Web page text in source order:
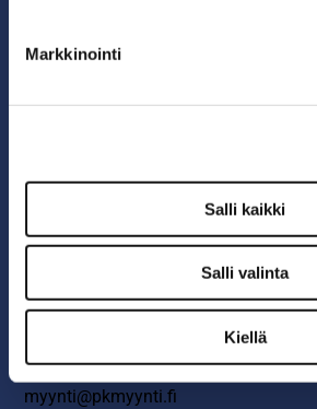
Markkinointi
Salli kaikki
Salli valinta
Kiellä
Seinäjoen PK-Myynti Oy
arkisin klo 8.00-16.00
YHTEYS
06 4217 100
myynti@pkmyynti.fi